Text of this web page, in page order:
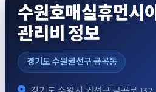
수원호매실휴먼시
관리비 정보
경기도 수원권선구 금곡동